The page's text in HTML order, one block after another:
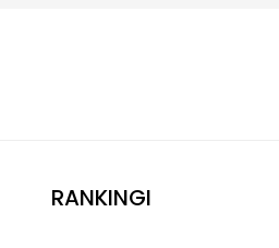
RANKINGI